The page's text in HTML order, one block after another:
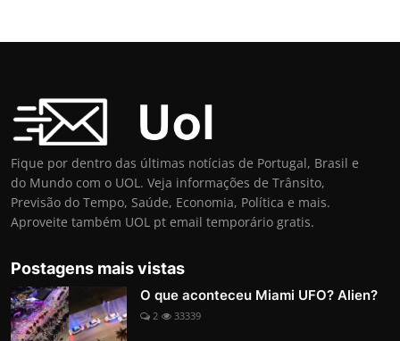
Fique por dentro das últimas notícias de Portugal, Brasil e
do Mundo com o UOL. Veja informações de Trânsito,
Previsão do Tempo, Saúde, Economia, Política e mais.
Aproveite também UOL pt email temporário gratis.
Postagens mais vistas
O que aconteceu Miami UFO? Alien?
2 33339